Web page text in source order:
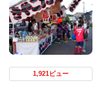
1,921ビュー